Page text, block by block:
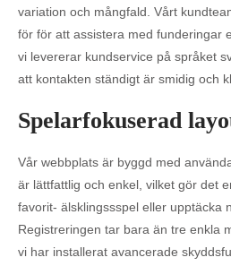
variation och mångfald. Vårt
för för att assistera med funderingar
vi levererar kundservice på språket
att kontakten ständigt är smidig och
Spelarfokuserad
Vår webbplats är byggd med
är lättfattlig och enkel, vilket gör det
favorit- älsklingssspel eller upptäcka
Registreringen tar bara än tre enkla
vi har installerat avancerade